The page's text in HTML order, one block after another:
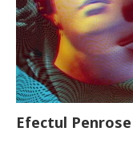
Efectul Penrose